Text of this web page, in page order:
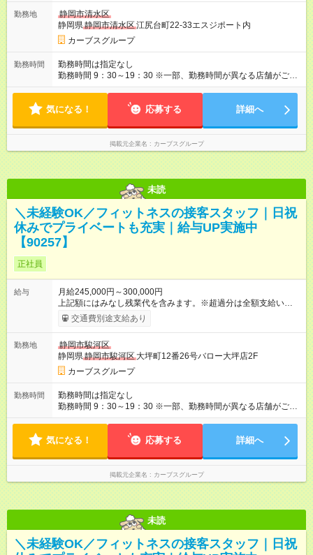
用時と同じです。 給与：月給 220,000円以上 上記額にはみなし
残業代を含みます。※超過分は全額支給いたします。 みなし残
業代 23,077円／月 みなし残業時間 16時間／月
勤務地
静岡市清水区
静岡県静岡市清水区江尻台町22-33エスジポート内
カーブスグループ
勤務時間
勤務時間は指定なし
勤務時間 9：30～19：30 ※一部、勤務時間が異なる店舗がござ
います。 ＜営業時間＞ 平日／10：00～13：00、15：00～19：
深夜シフトはありません）
気になる！ 応募する 詳細へ
掲載元企業名 カーブスグループ
未読
＼未経験OK／フィットネスの接客スタッフ｜日祝
休みでプライベートも充実｜給与UP実施中
【90257】
正社員
給与
月給245,000円～300,000円
上記額にはみなし残業代を含みます。※超過分は全額支給いたし
ます。 みなし残業代 25,699円／月 みなし残業時間 16時間／月
【試用期間】試用期間あり 試用期間の長さ：6ヶ月 ※ 雇用形態
用時と同じです。 給与：月給 220,000円以上 上記額にはみなし
残業代を含みます。※超過分は全額支給いたします。 みなし残
業代 23,077円／月 みなし残業時間 16時間／月
交通費別途支給あり
勤務地
静岡市駿河区
静岡県静岡市駿河区 大坪町12番26号バロー大坪店2F
カーブスグループ
勤務時間
勤務時間は指定なし
勤務時間 9：30～19：30 ※一部、勤務時間が異なる店舗がござ
います。 ＜営業時間＞ 平日／10：00～13：00、15：00～19：
深夜シフトはありません）
気になる！ 応募する 詳細へ
掲載元企業名 カーブスグループ
未読
＼未経験OK／フィットネスの接客スタッフ｜日祝